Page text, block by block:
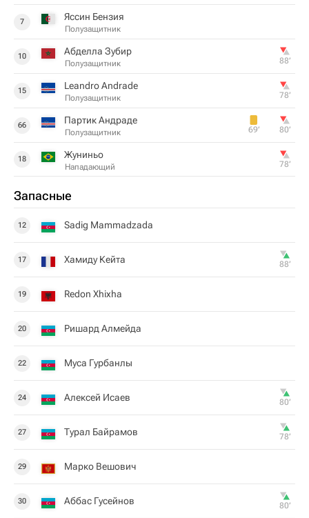
7 Яссин Бензия
Полузащитник
10 Абделла Зубир
Полузащитник 88‎’‎
15 Leandro Andrade
Полузащитник 78‎’‎
66 Партик Андраде
Полузащитник 69‎’‎ 80‎’‎
18 Жуниньо
Нападающий 78‎’‎
Запасные
12 Sadig Mammadzada
17 Хамиду Кейта 88‎’‎
19 Redon Xhixha
20 Ришард Алмейда
22 Муса Гурбанлы
24 Алексей Исаев 80‎’‎
27 Турал Байрамов 78‎’‎
29 Марко Вешович
30 Аббас Гусейнов 80‎’‎